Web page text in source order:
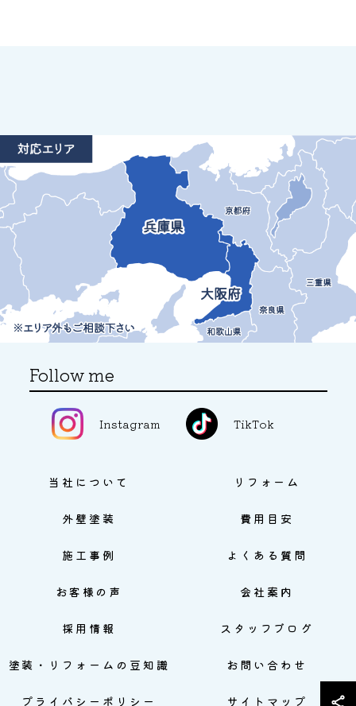
Follow me
Instagram TikTok
当社について リフォーム
外壁塗装 費用目安
施工事例 よくある質問
お客様の声 会社案内
採用情報 スタッフブログ
塗装・リフォームの豆知識 お問い合わせ
プライバシーポリシー サイトマップ